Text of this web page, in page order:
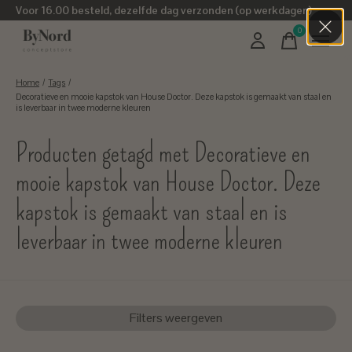
Voor 16.00 besteld, dezelfde dag verzonden (op werkdagen)
0items
Home / Tags /
Decoratieve en mooie kapstok van House Doctor. Deze kapstok is gemaakt van staal en
is leverbaar in twee moderne kleuren
Producten getagd met Decoratieve en
mooie kapstok van House Doctor. Deze
kapstok is gemaakt van staal en is
leverbaar in twee moderne kleuren
Filters weergeven